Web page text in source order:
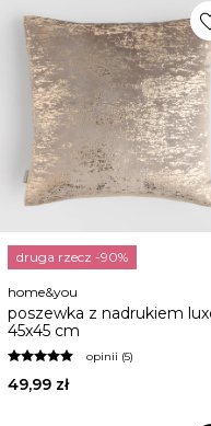
druga rzecz -90%
home&you
poszewka z nadrukiem
45x45 cm
opinii (5)
49,99 zł